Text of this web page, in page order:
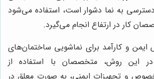
دسترسی به نما دشوار است، استفاده می‌شود
کار در ارتفاع انجام می‌گیرد.
و کارآمد برای نماشویی ساختمان‌های
این روش، متخصصان با استفاده از
و تجهیزات ایمنی، به صورت معلق در